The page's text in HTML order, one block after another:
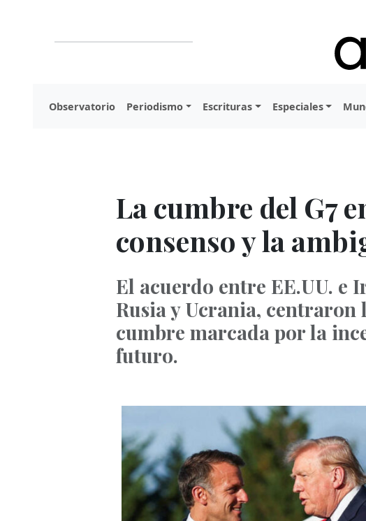
Observatorio Periodismo Escrituras Especiales
La cumbre del G7
consenso y la
El acuerdo entre EE.UU. e
Rusia y Ucrania, centraron
cumbre marcada por la
futuro.